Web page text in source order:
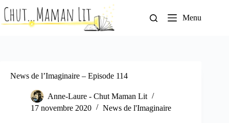
au
contenu
Menu
News de l’Imaginaire – Episode 114
Anne-Laure - Chut Maman Lit
17 novembre 2020
News de l'Imaginaire